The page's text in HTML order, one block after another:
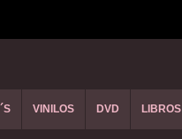
VINILOS DVD LIBROS